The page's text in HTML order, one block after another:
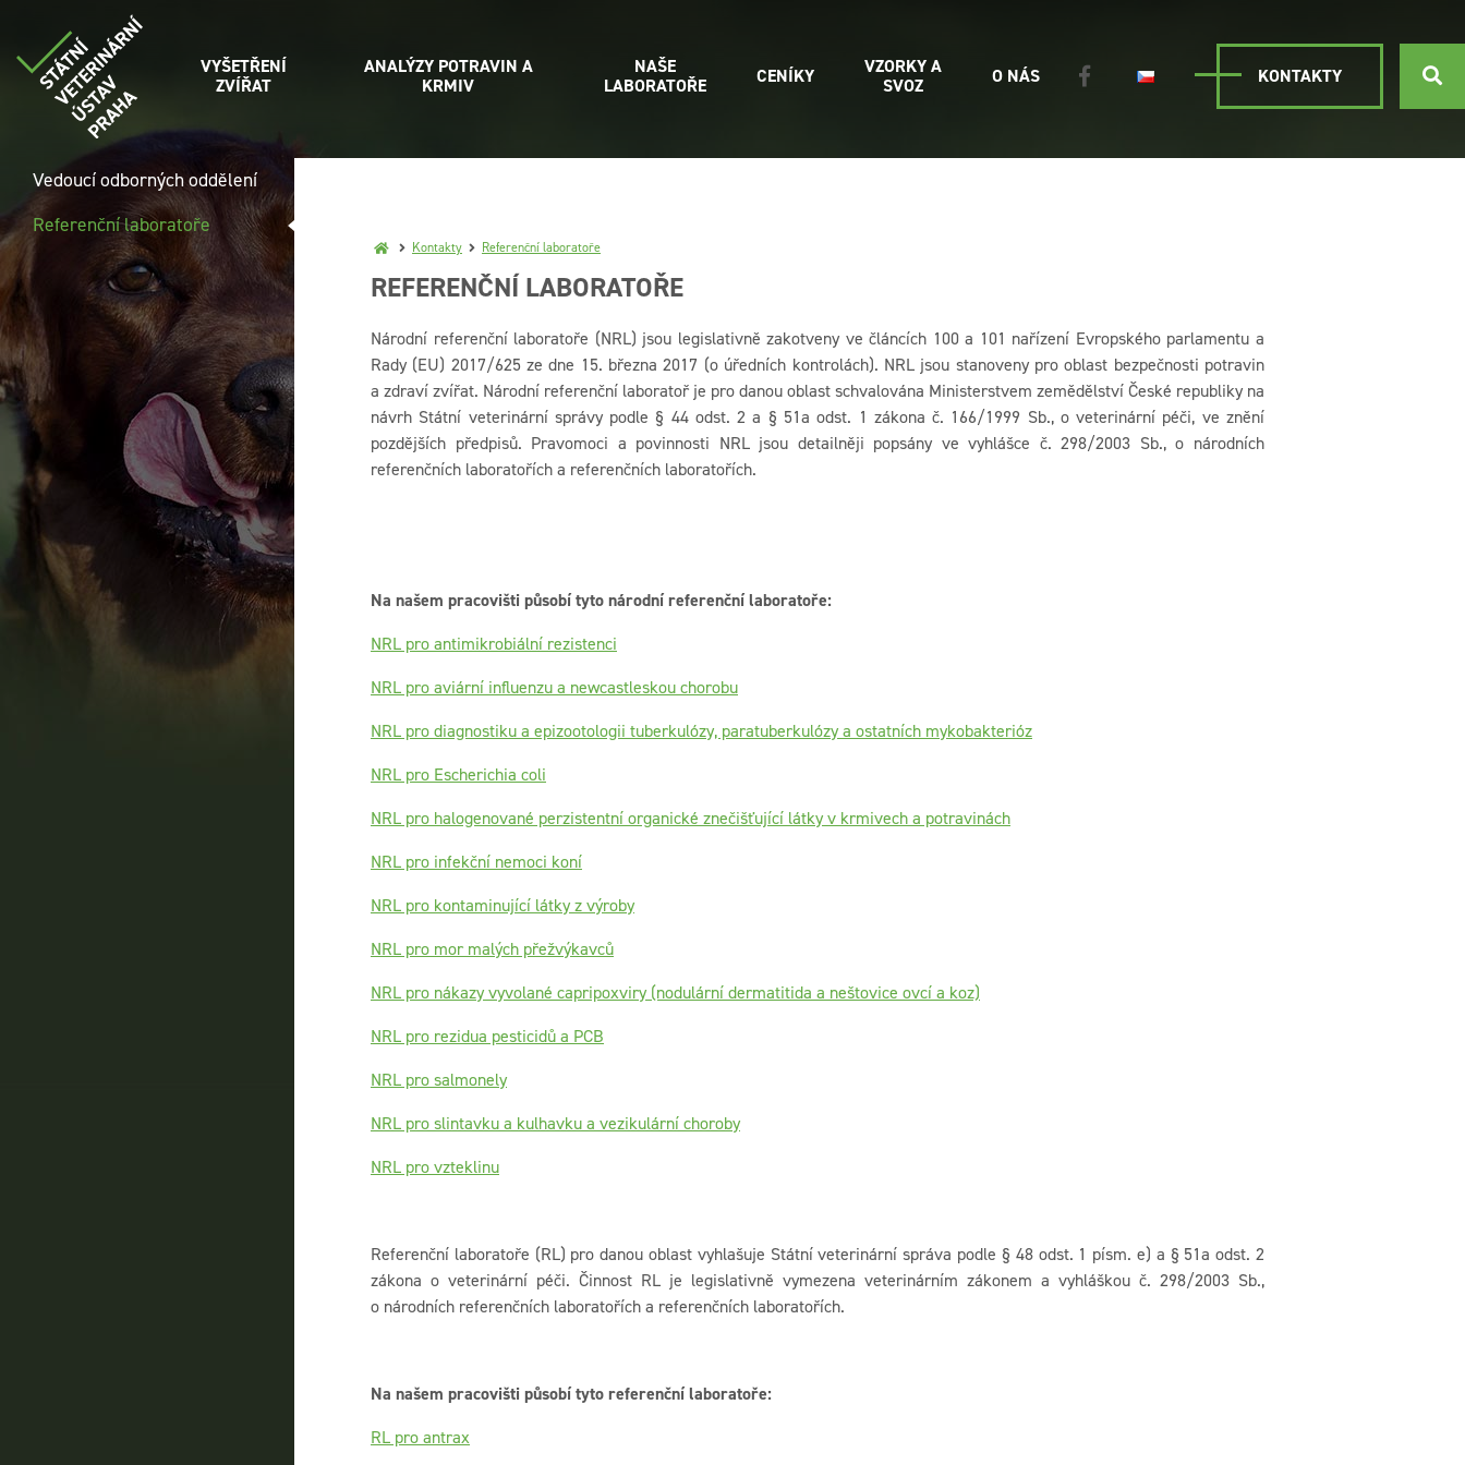
VYŠETŘENÍ
ZVÍŘAT
ANALÝZY POTRAVIN A
KRMIV
NAŠE
LABORATOŘE
CENÍKY
VZORKY A
SVOZ
O NÁS KONTAKTY
Kontakty Referenční laboratoře
REFERENČNÍ LABORATOŘE
Národní referenční laboratoře (NRL) jsou legislativně zakotveny ve článcích 100 a 101 nařízení Evropského parlamentu a
Rady (EU) 2017/625 ze dne 15. března 2017 (o úředních kontrolách). NRL jsou stanoveny pro oblast bezpečnosti potravin
a zdraví zvířat. Národní referenční laboratoř je pro danou oblast schvalována Ministerstvem zemědělství České republiky na
návrh Státní veterinární správy podle § 44 odst. 2 a § 51a odst. 1 zákona č. 166/1999 Sb., o veterinární péči, ve znění
pozdějších předpisů. Pravomoci a povinnosti NRL jsou detailněji popsány ve vyhlášce č. 298/2003 Sb., o národních
referenčních laboratořích a referenčních laboratořích.
Na našem pracovišti působí tyto národní referenční laboratoře:
NRL pro antimikrobiální rezistenci
NRL pro aviární influenzu a newcastleskou chorobu
NRL pro diagnostiku a epizootologii tuberkulózy, paratuberkulózy a ostatních mykobakterióz
NRL pro Escherichia coli
NRL pro halogenované perzistentní organické znečišťující látky v krmivech a potravinách
NRL pro infekční nemoci koní
NRL pro kontaminující látky z výroby
NRL pro mor malých přežvýkavců
NRL pro nákazy vyvolané capripoxviry (nodulární dermatitida a neštovice ovcí a koz)
NRL pro rezidua pesticidů a PCB
NRL pro salmonely
NRL pro slintavku a kulhavku a vezikulární choroby
NRL pro vzteklinu
Referenční laboratoře (RL) pro danou oblast vyhlašuje Státní veterinární správa podle § 48 odst. 1 písm. e) a § 51a odst. 2
zákona o veterinární péči. Činnost RL je legislativně vymezena veterinárním zákonem a vyhláškou č. 298/2003 Sb.,
o národních referenčních laboratořích a referenčních laboratořích.
Na našem pracovišti působí tyto referenční laboratoře:
RL pro antrax
Vedoucí odborných oddělení
Referenční laboratoře